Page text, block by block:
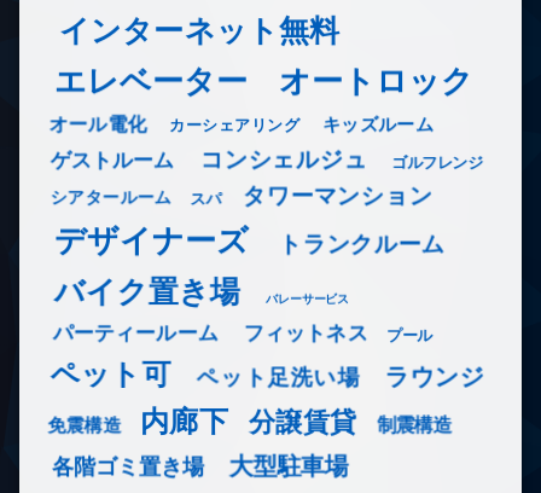
インターネット無料
エレベーター オートロック
オール電化 カーシェアリング キッズルーム
ゲストルーム コンシェルジュ ゴルフレンジ
シアタールーム スパ タワーマンション
デザイナーズ トランクルーム
バイク置き場 バレーサービス
パーティールーム フィットネス プール
ペット可 ペット足洗い場 ラウンジ
免震構造 内廊下 分譲賃貸 制震構造
各階ゴミ置き場 大型駐車場